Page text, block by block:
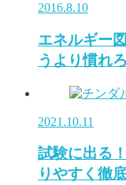
2016.8.10
エネルギー
うより慣れ
2021.10.11
試験に出る
りやすく徹